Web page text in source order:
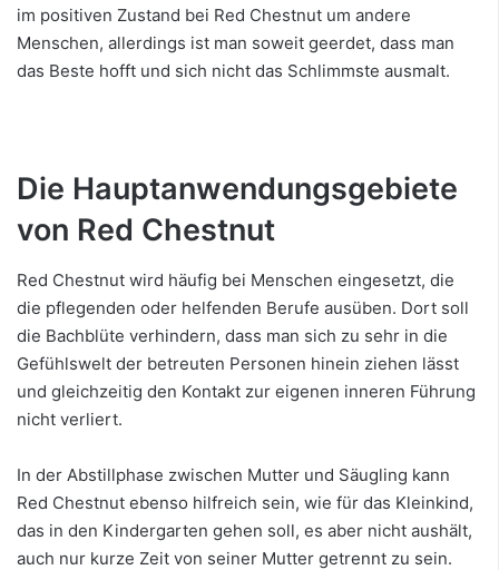
im positiven Zustand bei Red Chestnut um andere
Menschen, allerdings ist man soweit geerdet, dass man
das Beste hofft und sich nicht das Schlimmste ausmalt.
Die Hauptanwendungsgebiete
von Red Chestnut
Red Chestnut wird häufig bei Menschen eingesetzt, die
die pflegenden oder helfenden Berufe ausüben. Dort soll
die Bachblüte verhindern, dass man sich zu sehr in die
Gefühlswelt der betreuten Personen hinein ziehen lässt
und gleichzeitig den Kontakt zur eigenen inneren Führung
nicht verliert.
In der Abstillphase zwischen Mutter und Säugling kann
Red Chestnut ebenso hilfreich sein, wie für das Kleinkind,
das in den Kindergarten gehen soll, es aber nicht aushält,
auch nur kurze Zeit von seiner Mutter getrennt zu sein.